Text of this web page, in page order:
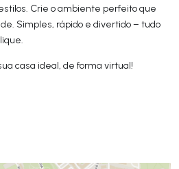
Crie o ambiente perfeito que
Simples, rápido e divertido – tudo
casa ideal, de forma virtual!